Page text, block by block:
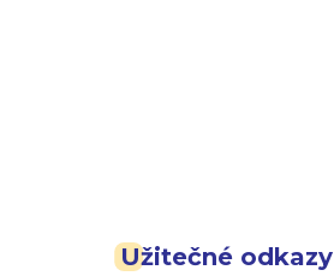
Užitečné odkazy